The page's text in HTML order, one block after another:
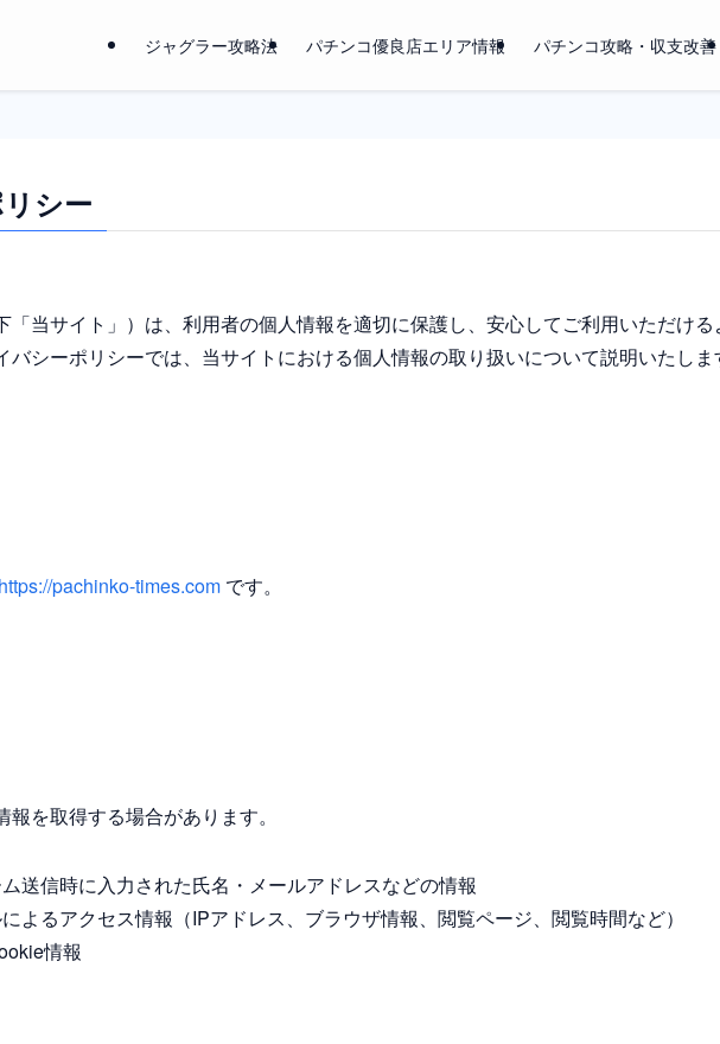
ジャグラー攻略法 パチンコ優良店エリア情報 パチンコ攻略・収支改善
シー
「当サイト」）は、利用者の個人情報を適切に保護し、安心してご利用いただける
シーポリシーでは、当サイトにおける個人情報の取り扱いについて説明いたしま
https://pachinko-times.com です。
を取得する場合があります。
送信時に入力された氏名・メールアドレスなどの情報
よるアクセス情報（IPアドレス、ブラウザ情報、閲覧ページ、閲覧時間など）
情報